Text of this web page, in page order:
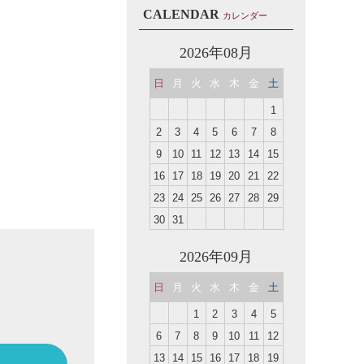
CALENDAR カレンダー
2026年08月
日 月 火 水 木 金 土
1
2
3 4 5 6 7
8
9
10 11 12 13 14
15
16
17 18 19 20 21
22
23
24 25 26 27 28
29
30
31
2026年09月
日 月 火 水 木 金 土
1 2 3 4
5
6
7 8 9 10 11
12
13
14 15 16 17 18
19